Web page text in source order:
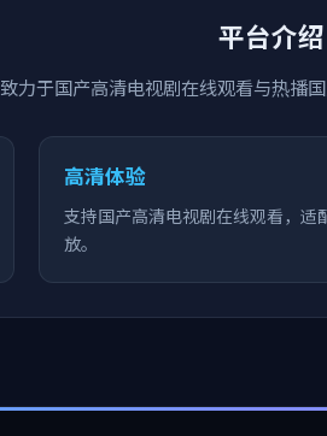
平台介绍
致力于国产高清电视剧在线观看与热播
高清体验
支持国产高清电视剧在线观看，适
放。